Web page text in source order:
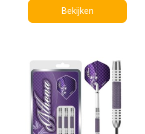
Bekijken